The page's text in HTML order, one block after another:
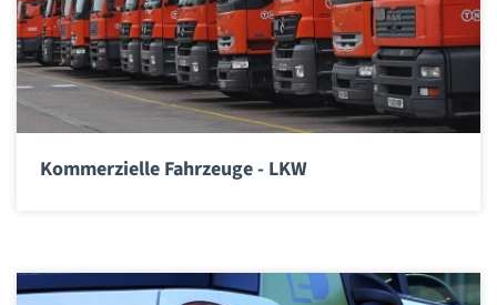
Kommerzielle Fahrzeuge - LKW